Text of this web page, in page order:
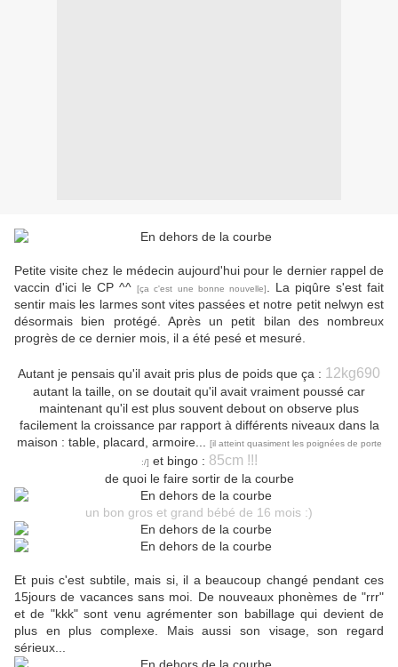
Petite visite chez le médecin aujourd'hui pour le dernier rappel de
vaccin d'ici le CP ^^[ça c'est une bonne nouvelle]
. La piqûre s'est fait
sentir mais les larmes sont vites passées et notre petit nelwyn est
désormais bien protégé. Après un petit bilan des nombreux
progrès de ce dernier mois, il a été pesé et mesuré.
Autant je pensais qu'il avait pris plus de poids que ça : 12kg690
autant la taille, on se doutait qu'il avait vraiment poussé car
maintenant qu'il est plus souvent debout on observe plus
facilement la croissance par rapport à différents niveaux dans la
maison : table, placard, armoire...
[il atteint quasiment les poignées de porte
:/] et bingo : 85cm !!!
de quoi le faire sortir de la courbe
un bon gros et grand bébé de 16 mois :)
Et puis c'est subtile, mais si, il a beaucoup changé pendant ces
15jours de vacances sans moi. De nouveaux phonèmes de "rrr"
et de "kkk" sont venu agrémenter son babillage qui devient de
plus en plus complexe. Mais aussi son visage, son regard
sérieux...